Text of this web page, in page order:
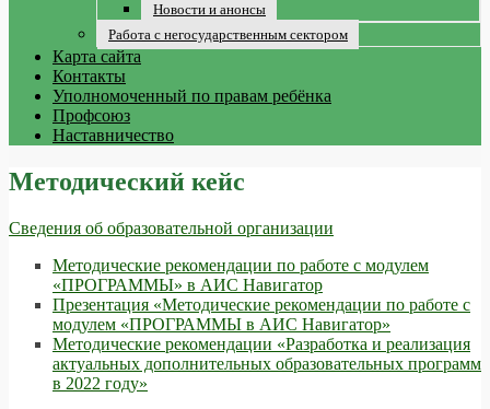
Новости и анонсы
Работа с негосударственным сектором
Карта сайта
Контакты
Уполномоченный по правам ребёнка
Профсоюз
Наставничество
Методический кейс
Сведения об образовательной организации
Методические рекомендации по работе с модулем
«ПРОГРАММЫ» в АИС Навигатор
Презентация «Методические рекомендации по работе с
модулем «ПРОГРАММЫ в АИС Навигатор»
Методические рекомендации «Разработка и реализация
актуальных дополнительных образовательных программ
в 2022 году»